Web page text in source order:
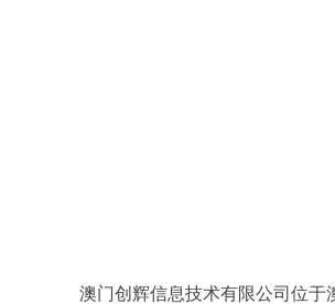
澳门创辉信息技术有限公司位于